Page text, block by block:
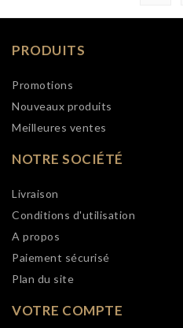
PRODUITS
Promotions
Nouveaux produits
Meilleures ventes
NOTRE SOCIÉTÉ
Livraison
Conditions d'utilisation
A propos
Paiement sécurisé
Plan du site
VOTRE COMPTE